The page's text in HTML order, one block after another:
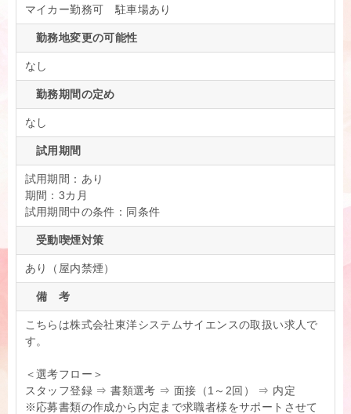
マイカー勤務可 駐車場あり
勤務地変更の可能性
なし
勤務期間の定め
なし
試用期間
試用期間：あり
期間：3カ月
試用期間中の条件：同条件
受動喫煙対策
あり（屋内禁煙）
備 考
こちらは株式会社東洋システムサイエンスの取扱い求人で
す。
＜選考フロー＞
スタッフ登録 ⇒ 書類選考 ⇒ 面接（1～2回） ⇒ 内定
※応募書類の作成から内定まで求職者様をサポートさせて